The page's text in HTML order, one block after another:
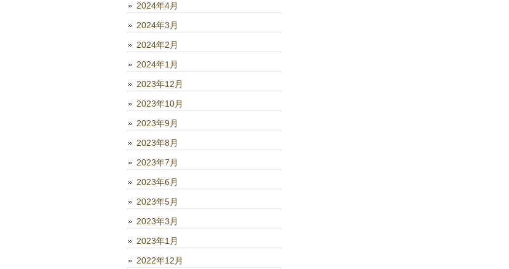
2024年4月
2024年3月
2024年2月
2024年1月
2023年12月
2023年10月
2023年9月
2023年8月
2023年7月
2023年6月
2023年5月
2023年3月
2023年1月
2022年12月